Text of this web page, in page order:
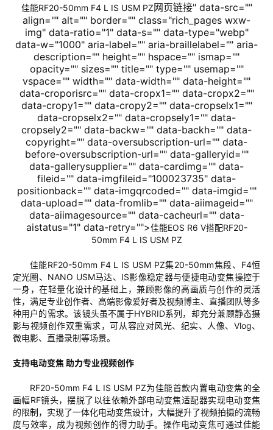
佳能RF20-50mm F4 L IS USM PZ网页链接" data-src=""
align="" alt="" border="" class="rich_pages wxw-
img" data-ratio="1" data-s="" data-type="webp"
data-w="1000" aria-label="" aria-braillelabel="" aria-
description="" height="" hspace="" ismap=""
opacity="" sizes="" title="" type="" usemap=""
vspace="" width="" data-width="" data-height=""
data-croporisrc="" data-cropx1="" data-cropx2=""
data-cropy1="" data-cropy2="" data-cropselx1=""
data-cropselx2="" data-cropsely1="" data-
cropsely2="" data-backw="" data-backh="" data-
copyright="" data-oversubscription-url="" data-
before-oversubscription-url="" data-galleryid=""
data-gallerysupplier="" data-cardimg="" data-
fileid="" data-imgfileid="100023735" data-
positionback="" data-imgqrcoded="" data-imgid=""
data-upload="" data-fromlib="" data-aiimageid=""
data-aiimagesource="" data-cacheurl="" data-
aistatus="1" data-retry="">佳能EOS R6 V搭配RF20-
50mm F4 L IS USM PZ
佳能RF20-50mm F4 L IS USM PZ集20-50mm焦段、 F4恒
定光圈、 NANO USM马达、 IS影像稳定器与便捷电动变焦操控于
一身，在轻量化设计的基础上，兼顾影像的高画质与创作的灵活
性， 满足专业创作者、高端影像爱好者及视频博主、直播团队等多
种用户的需求。该镜头虽不属于HYBRID系列，却充分兼顾静态摄
影与视频创作双重需求，可从容应对风光、纪实、人像、 Vlog、
微电影、直播录制等场景。
支持电动变焦 助力专业视频创作
RF20-50mm F4 L IS USM PZ为佳能首款内置电动变焦的全
画幅RF镜头，摆脱了以往依赖外部电动变焦适配器实现电动变焦
的限制，实现了一体化电动变焦设计，大幅提升了视频拍摄的流畅
度与效率，成为视频创作的得力助手。 操作电动变焦可通过佳能